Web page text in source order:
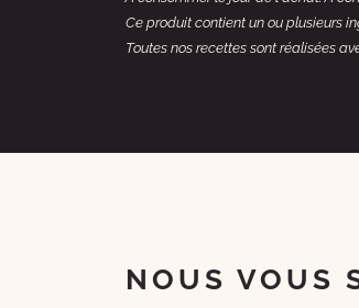
Ce produit contient un ou plusieurs
Toutes nos recettes sont réalisées
NOUS VOUS